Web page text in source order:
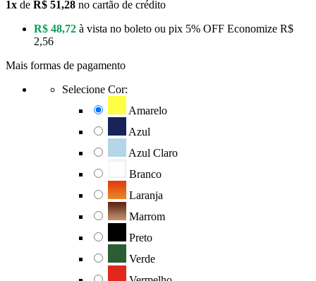
1x de R$ 51,28 no cartão de crédito
R$ 48,72 à vista no boleto ou pix 5% OFF Economize R$
2,56
Mais formas de pagamento
Selecione Cor:
Amarelo
Azul
Azul Claro
Branco
Laranja
Marrom
Preto
Verde